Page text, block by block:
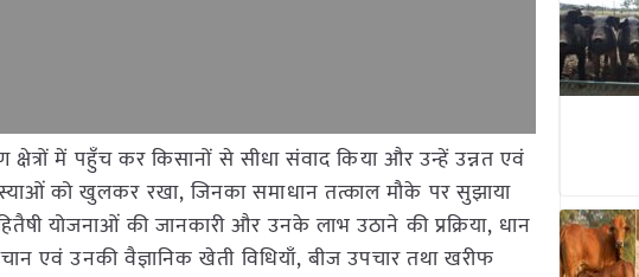
क्षेत्रों में पहुँच कर किसानों से सीधा संवाद किया और उन्हें उन्नत एवं
को खुलकर रखा, जिनका समाधान तत्काल मौके पर सुझाया
योजनाओं की जानकारी और उनके लाभ उठाने की प्रक्रिया, धान
एवं उनकी वैज्ञानिक खेती विधियाँ, बीज उपचार तथा खरीफ